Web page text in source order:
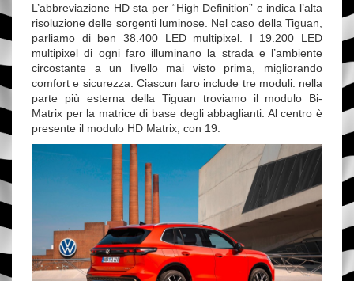
L’abbreviazione HD sta per “High Definition” e indica l’alta
risoluzione delle sorgenti luminose. Nel caso della Tiguan,
parliamo di ben 38.400 LED multipixel. I 19.200 LED
multipixel di ogni faro illuminano la strada e l’ambiente
circostante a un livello mai visto prima, migliorando
comfort e sicurezza. Ciascun faro include tre moduli: nella
parte più esterna della Tiguan troviamo il modulo Bi-
Matrix per la matrice di base degli abbaglianti. Al centro è
presente il modulo HD Matrix, con 19.